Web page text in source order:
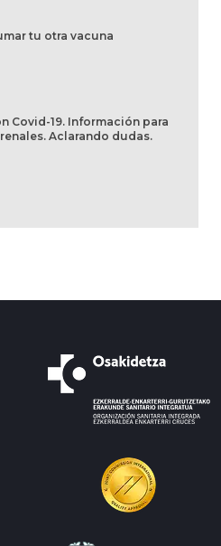
tu otra vacuna
Covid-19. Información para
Aclarando dudas.